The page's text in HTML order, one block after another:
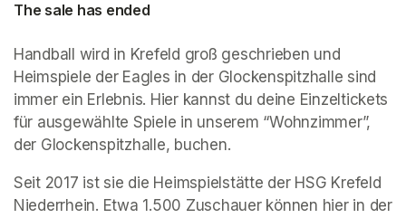
The sale has ended
Handball wird in Krefeld groß geschrieben und
Heimspiele der Eagles in der Glockenspitzhalle sind
immer ein Erlebnis. Hier kannst du deine Einzeltickets
für ausgewählte Spiele in unserem “Wohnzimmer”,
der Glockenspitzhalle, buchen.
Seit 2017 ist sie die Heimspielstätte der HSG Krefeld
Niederrhein. Etwa 1.500 Zuschauer können hier in der